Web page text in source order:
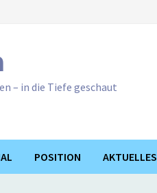
– in die Tiefe geschaut
POSITION AKTUELLES